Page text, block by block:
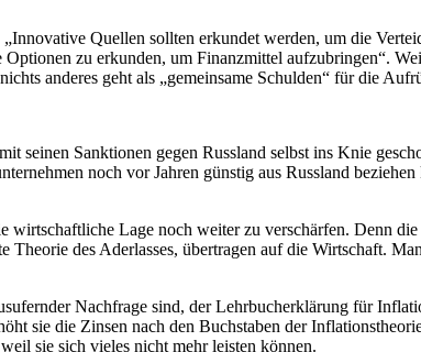
Quellen sollten erkundet werden, um die
zu erkunden, um Finanzmittel aufzubringen“.
anderes geht als „gemeinsame Schulden“ für die
seinen Sanktionen gegen Russland selbst ins Knie
noch vor Jahren günstig aus Russland
wirtschaftliche Lage noch weiter zu verschärfen. Denn
des Aderlasses, übertragen auf die Wirtschaft.
Nachfrage sind, der Lehrbucherklärung für
sie die Zinsen nach den Buchstaben der
sie sich vieles nicht mehr leisten können.